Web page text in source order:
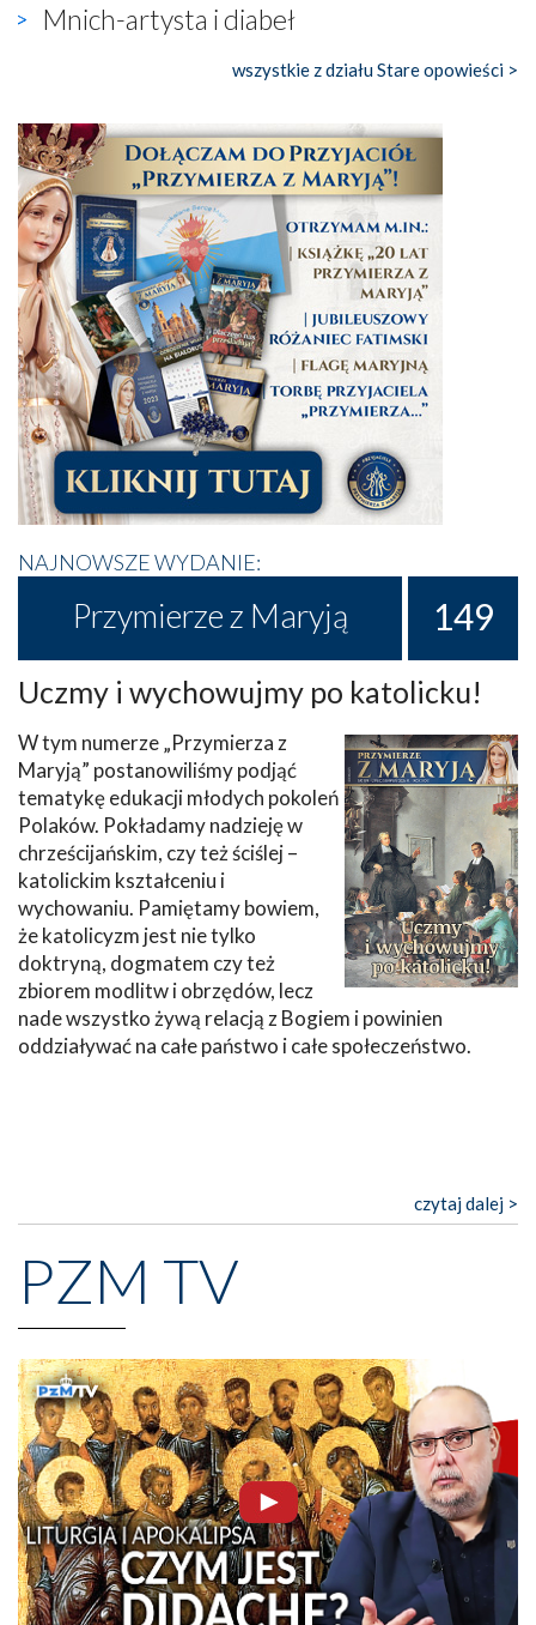
Mnich-artysta i diabeł
wszystkie z działu Stare opowieści >
NAJNOWSZE WYDANIE:
Przymierze z Maryją 149
Uczmy i wychowujmy po katolicku!
W tym numerze „Przymierza z
Maryją” postanowiliśmy podjąć
tematykę edukacji młodych pokoleń
Polaków. Pokładamy nadzieję w
chrześcijańskim, czy też ściślej –
katolickim kształceniu i
wychowaniu. Pamiętamy bowiem,
że katolicyzm jest nie tylko
doktryną, dogmatem czy też
zbiorem modlitw i obrzędów, lecz
nade wszystko żywą relacją z Bogiem i powinien
oddziaływać na całe państwo i całe społeczeństwo.
czytaj dalej >
PZM TV